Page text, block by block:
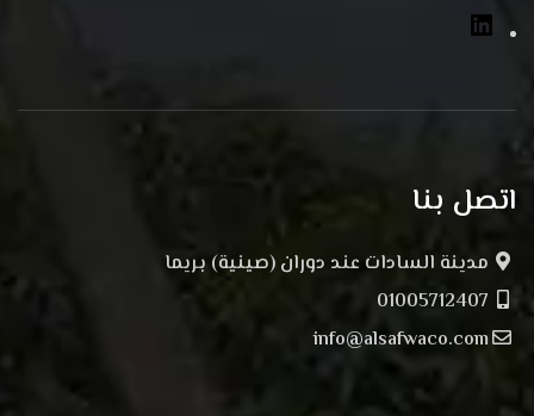
اتصل بنا
مدينة السادات عند دوران (صينية) بريما
info@alsafwaco.com